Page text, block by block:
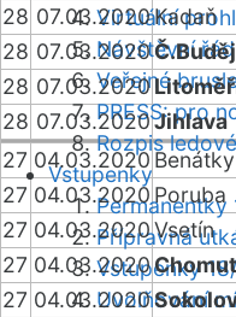
Virtuální
Návštěvní řád
Veřejné
PRESS: pro
Rozpis
Vstupenky
Permanentky
Přípravná
Vstupenky
Uvolňování
28 07.03.2020Kadaň
28 07.03.2020
28 07.03.2020
28 07.03.2020Jihlava
27 04.03.2020
27 04.03.2020 Poruba
27 04.03.2020Vsetín
27 04.03.2020
27 04.03.2020